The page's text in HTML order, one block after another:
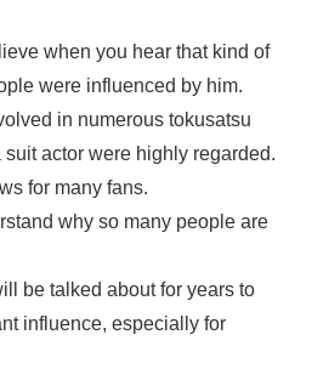
when you hear that kind of
were influenced by him.
in numerous tokusatsu
actor were highly regarded.
for many fans.
why so many people are
be talked about for years to
influence, especially for